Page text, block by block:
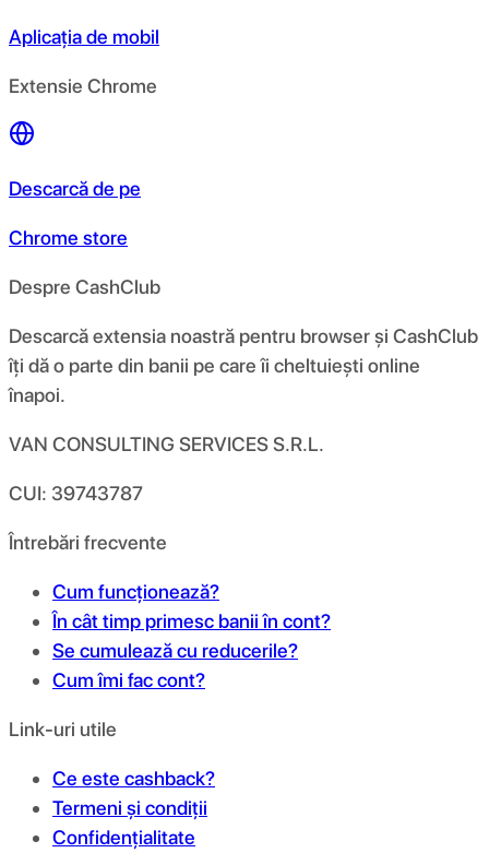
Aplicația de mobil
Extensie Chrome
Descarcă de pe
Chrome store
Despre CashClub
Descarcă extensia noastră pentru browser și CashClub
îți dă o parte din banii pe care îi cheltuiești online
înapoi.
VAN CONSULTING SERVICES S.R.L.
CUI: 39743787
Întrebări frecvente
Cum funcționează?
În cât timp primesc banii în cont?
Se cumulează cu reducerile?
Cum îmi fac cont?
Link-uri utile
Ce este cashback?
Termeni și condiții
Confidențialitate